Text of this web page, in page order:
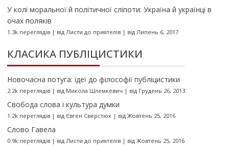
У колі моральної й політичної сліпоти: Україна й українці в
очах поляків
1.3k переглядів| від Листи до приятелів| від Липень 6, 2017
КЛАСИКА ПУБЛІЦИСТИКИ
Новочасна потуга: ідеї до філософії публіцистики
2.2k переглядів| від Микола Шлемкевич | від Грудень 26, 2013
Свобода слова і культура думки
1.2k переглядів| від Євген Сверстюк| від Жовтень 25, 2016
Слово Гавела
0.9k переглядів| від Листи до приятелів| від Жовтень 25, 2016